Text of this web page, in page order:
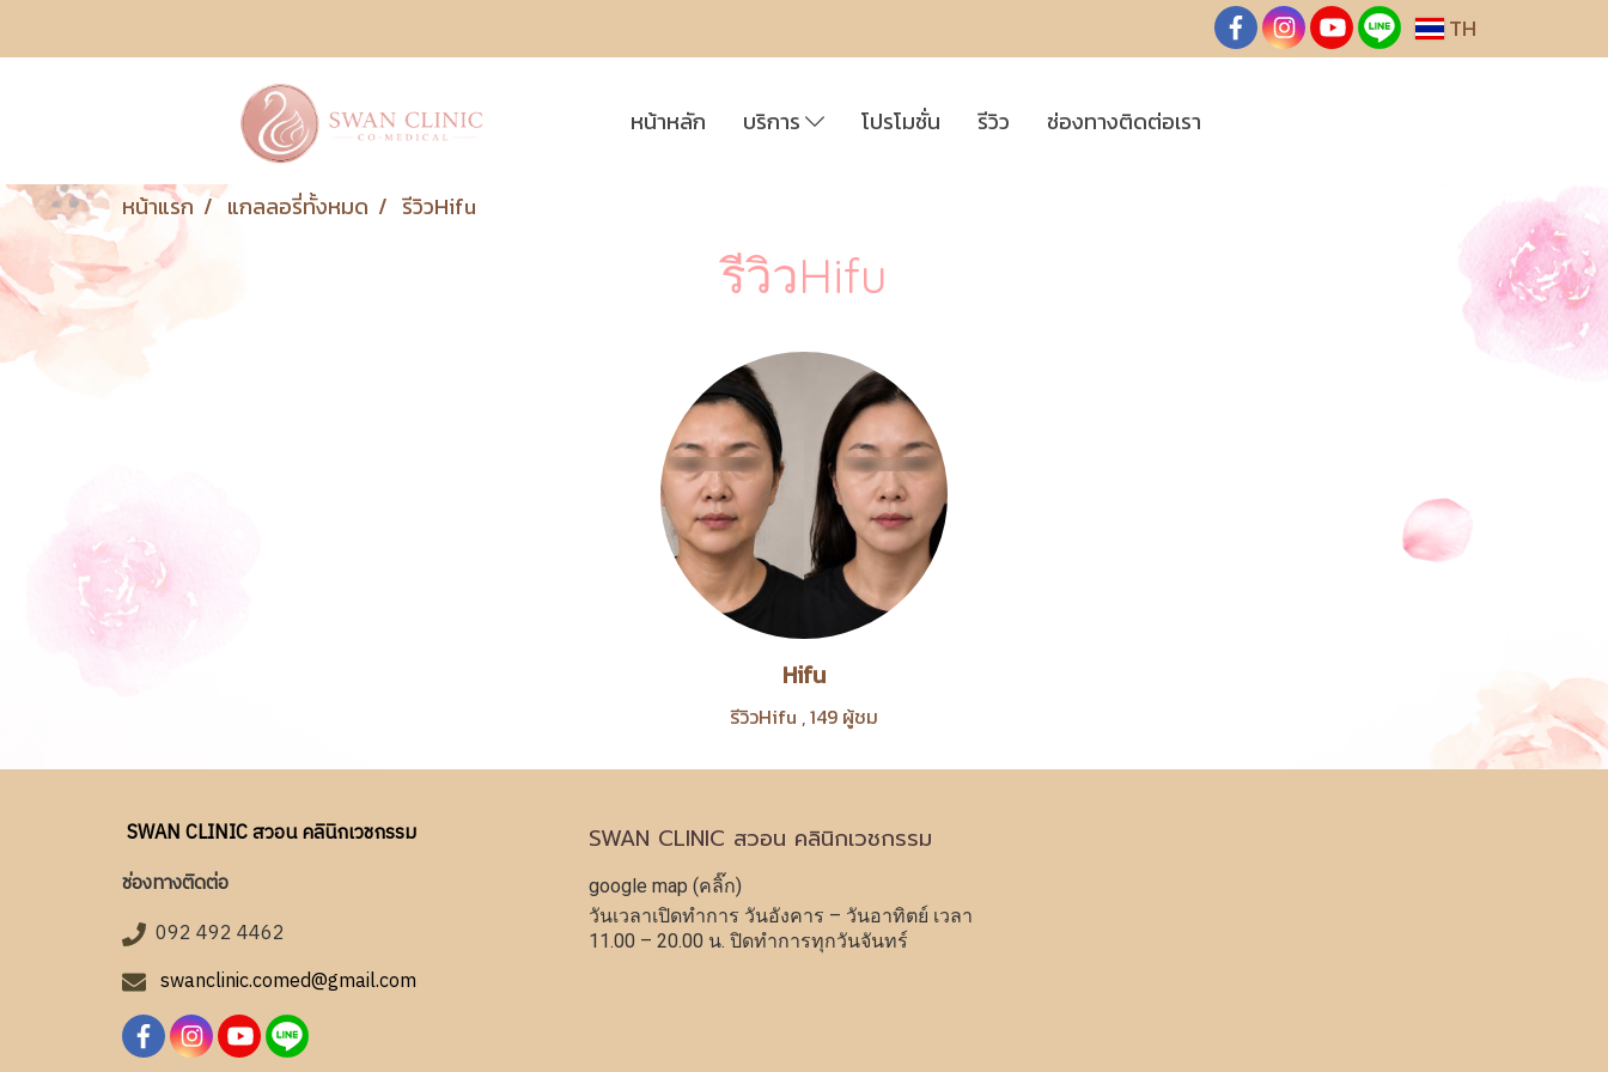
TH
หน้าหลัก บริการ โปรโมชั่น รีวิว ช่องทางติดต่อเรา
หน้าแรก แกลลอรี่ทั้งหมด รีวิวHifu
รีวิวHifu
Hifu
รีวิวHifu ,149 ผู้ชม
SWAN CLINIC สวอน คลินิกเวชกรรม
ช่องทางติดต่อ
092 492 4462
swanclinic.comed@gmail.com
SWAN CLINIC สวอน คลินิกเวชกรรม
google map (คลิ๊ก)
วันเวลาเปิดทำการ วันอังคาร – วันอาทิตย์ เวลา
11.00 – 20.00 น. ปิดทำการทุกวันจันทร์